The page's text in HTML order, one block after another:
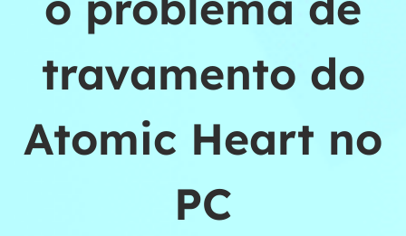
travamento do
Atomic Heart no
PC